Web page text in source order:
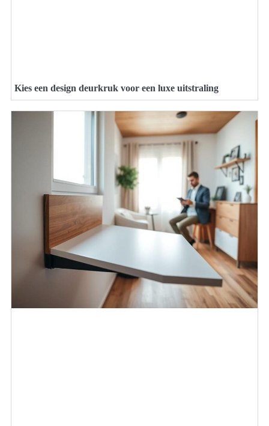
Kies een design deurkruk voor een luxe uitstraling